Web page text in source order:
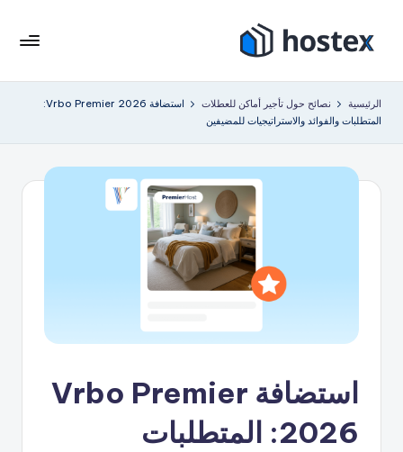
التجاوز
المحتوى
ست
ك
عطلتك
الآلي
باستخدام
الرئيسية نصائح حول تأجير أماكن للعطلات
استضافة Vrbo Premier 2026:
المتطلبات والفوائد والاستراتيجيات للمضيفين
استضافة Vrbo Premier
2026: المتطلبات